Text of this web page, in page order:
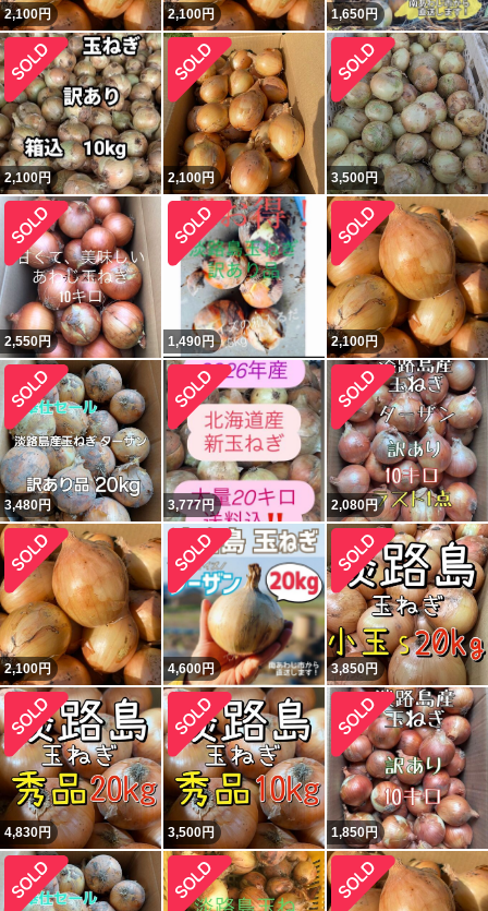
2,100円 2,100円 1,650円
2,100円 2,100円 3,500円
2,550円 1,490円 2,100円
3,480円 3,777円 2,080円
2,100円 4,600円 3,850円
4,830円 3,500円 1,850円